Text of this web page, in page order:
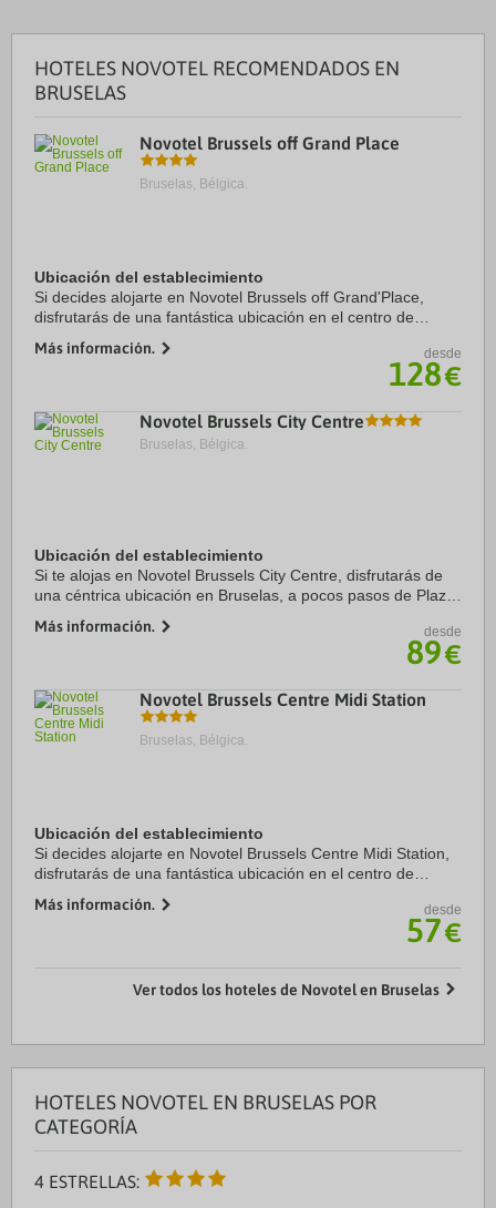
HOTELES NOVOTEL RECOMENDADOS EN
BRUSELAS
Novotel Brussels off Grand Place
Bruselas, Bélgica.
Ubicación del establecimiento
Si decides alojarte en Novotel Brussels off Grand'Place,
disfrutarás de una fantástica ubicación en el centro de
min de Manneken Pis. Además, este ...
Más información. desde
128€
Novotel Brussels City Centre
Bruselas, Bélgica.
Ubicación del establecimiento
Si te alojas en Novotel Brussels City Centre, disfrutarás de
una céntrica ubicación en Bruselas, a pocos pasos de Plaza
sostenible se encuentra a 0,2 km ...
Más información. desde
89€
Novotel Brussels Centre Midi Station
Bruselas, Bélgica.
Ubicación del establecimiento
Si decides alojarte en Novotel Brussels Centre Midi Station,
disfrutarás de una fantástica ubicación en el centro de
Avenue Louise. Además, este ...
Más información. desde
57€
Ver todos los hoteles de Novotel en Bruselas
HOTELES NOVOTEL EN BRUSELAS POR
CATEGORÍA
4 ESTRELLAS: